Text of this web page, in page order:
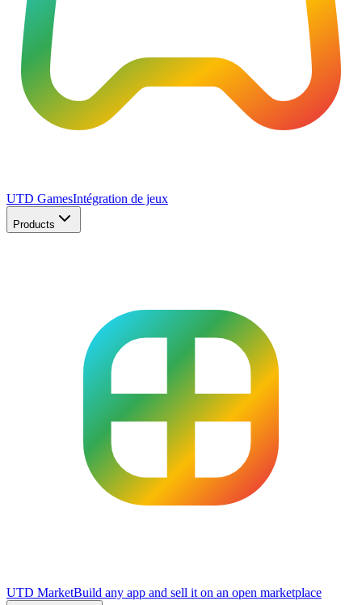
UTD GamesIntégration de jeux
Products
UTD MarketBuild any app and sell it on an open marketplace